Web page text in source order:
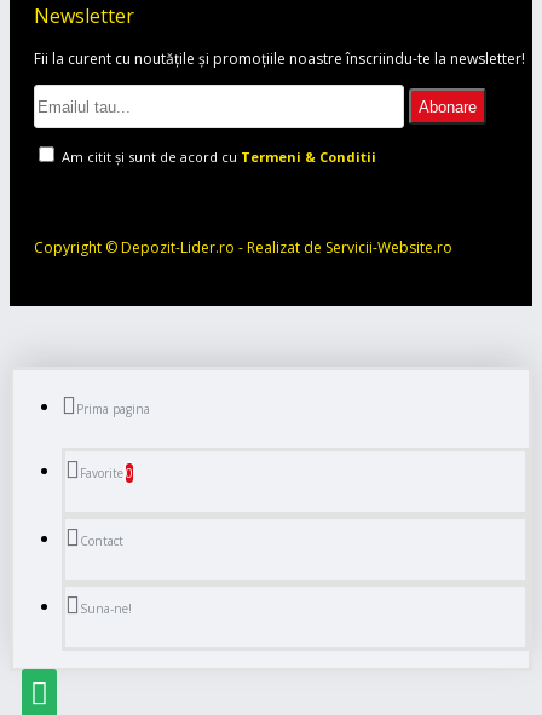
Newsletter
Fii la curent cu noutățile și promoțiile noastre înscriindu-te la newsletter!
Abonare
Am citit şi sunt de acord cu Termeni & Conditii
Copyright © Depozit-Lider.ro - Realizat de Servicii-Website.ro
Prima pagina
Favorite0
Contact
Suna-ne!